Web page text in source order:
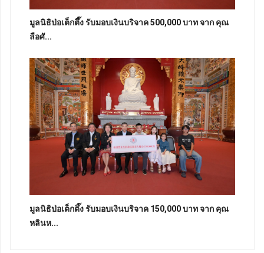
มูลนิธิป่อเต็กตึ๊ง รับมอบเงินบริจาค 500,000 บาท จาก คุณ
ลือศั...
มูลนิธิป่อเต็กตึ๊ง รับมอบเงินบริจาค 150,000 บาท จาก คุณ
หลินห...